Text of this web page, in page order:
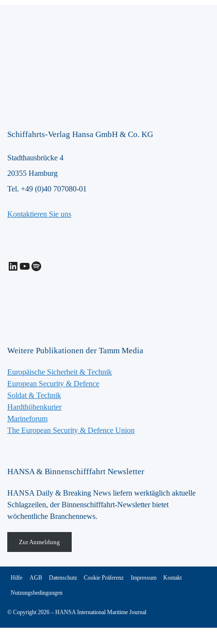
Schiffahrts-Verlag Hansa GmbH & Co. KG
Stadthausbrücke 4
20355 Hamburg
Tel. +49 (0)40 707080-01
Kontaktieren Sie uns
LinkedIn
YouTube
Spotify
Weitere Publikationen der Tamm Media
Europäische Sicherheit & Technik
European Security & Defence
Soldat & Technik
Hardthöhenkurier
Marineforum
The European Security & Defence Union
HANSA & Binnenschifffahrt Newsletter
HANSA Daily & Breaking News liefern werktäglich aktuelle
Schlagzeilen, der Binnenschifffahrt-Newsletter bietet
wöchentliche Branchennews.
Zur Anmeldung
© Copyright 2026 – HANSA International Maritime Journal
Hilfe AGB Datenschutz Cookie Präferenz Impressum Kontakt
Nutzungsbedingungen